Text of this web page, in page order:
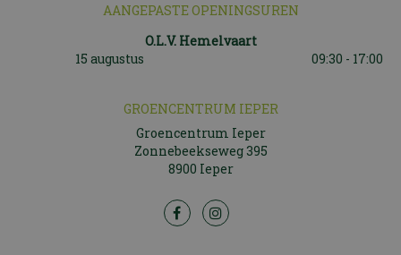
AANGEPASTE OPENINGSUREN
O.L.V. Hemelvaart
15 augustus
09:30 - 17:00
GROENCENTRUM IEPER
Groencentrum Ieper
Zonnebeekseweg 395
8900 Ieper